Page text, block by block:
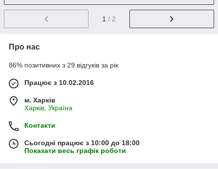
1 / 2
Про нас
86% позитивних з 29 відгуків за рік
Працює з 10.02.2016
м. Харків
Харків, Україна
Контакти
Сьогодні працює з 10:00 до 18:00
Показати весь графік роботи